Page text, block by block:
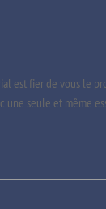
est fier de vous le
seule et même